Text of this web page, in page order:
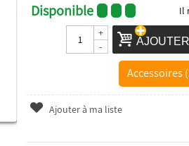
Disponible Il
-
+
Accessoires
Ajouter à ma liste